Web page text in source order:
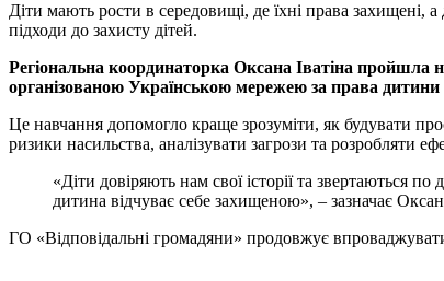
Діти мають рости в середовищі, де їхні права захищені,
підходи до захисту дітей.
Регіональна координаторка Оксана Іватіна пройшла
організованою Українською мережею за права
Це навчання допомогло краще зрозуміти, як будувати
ризики насильства, аналізувати загрози та розробляти
«Діти довіряють нам свої історії та звертаються
дитина відчуває себе захищеною», – зазначає
ГО «Відповідальні громадяни» продовжує